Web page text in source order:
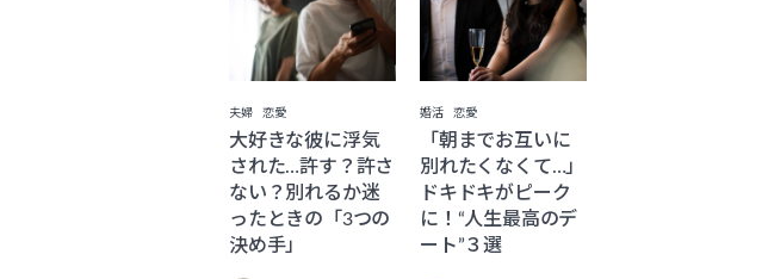
夫婦 恋愛
大好きな彼に浮気
された…許す？許さ
ない？別れるか迷
ったときの「3つの
決め手」
婚活 恋愛
「朝までお互いに
別れたくなくて…」
ドキドキがピーク
に！“人生最高のデ
ート”３選